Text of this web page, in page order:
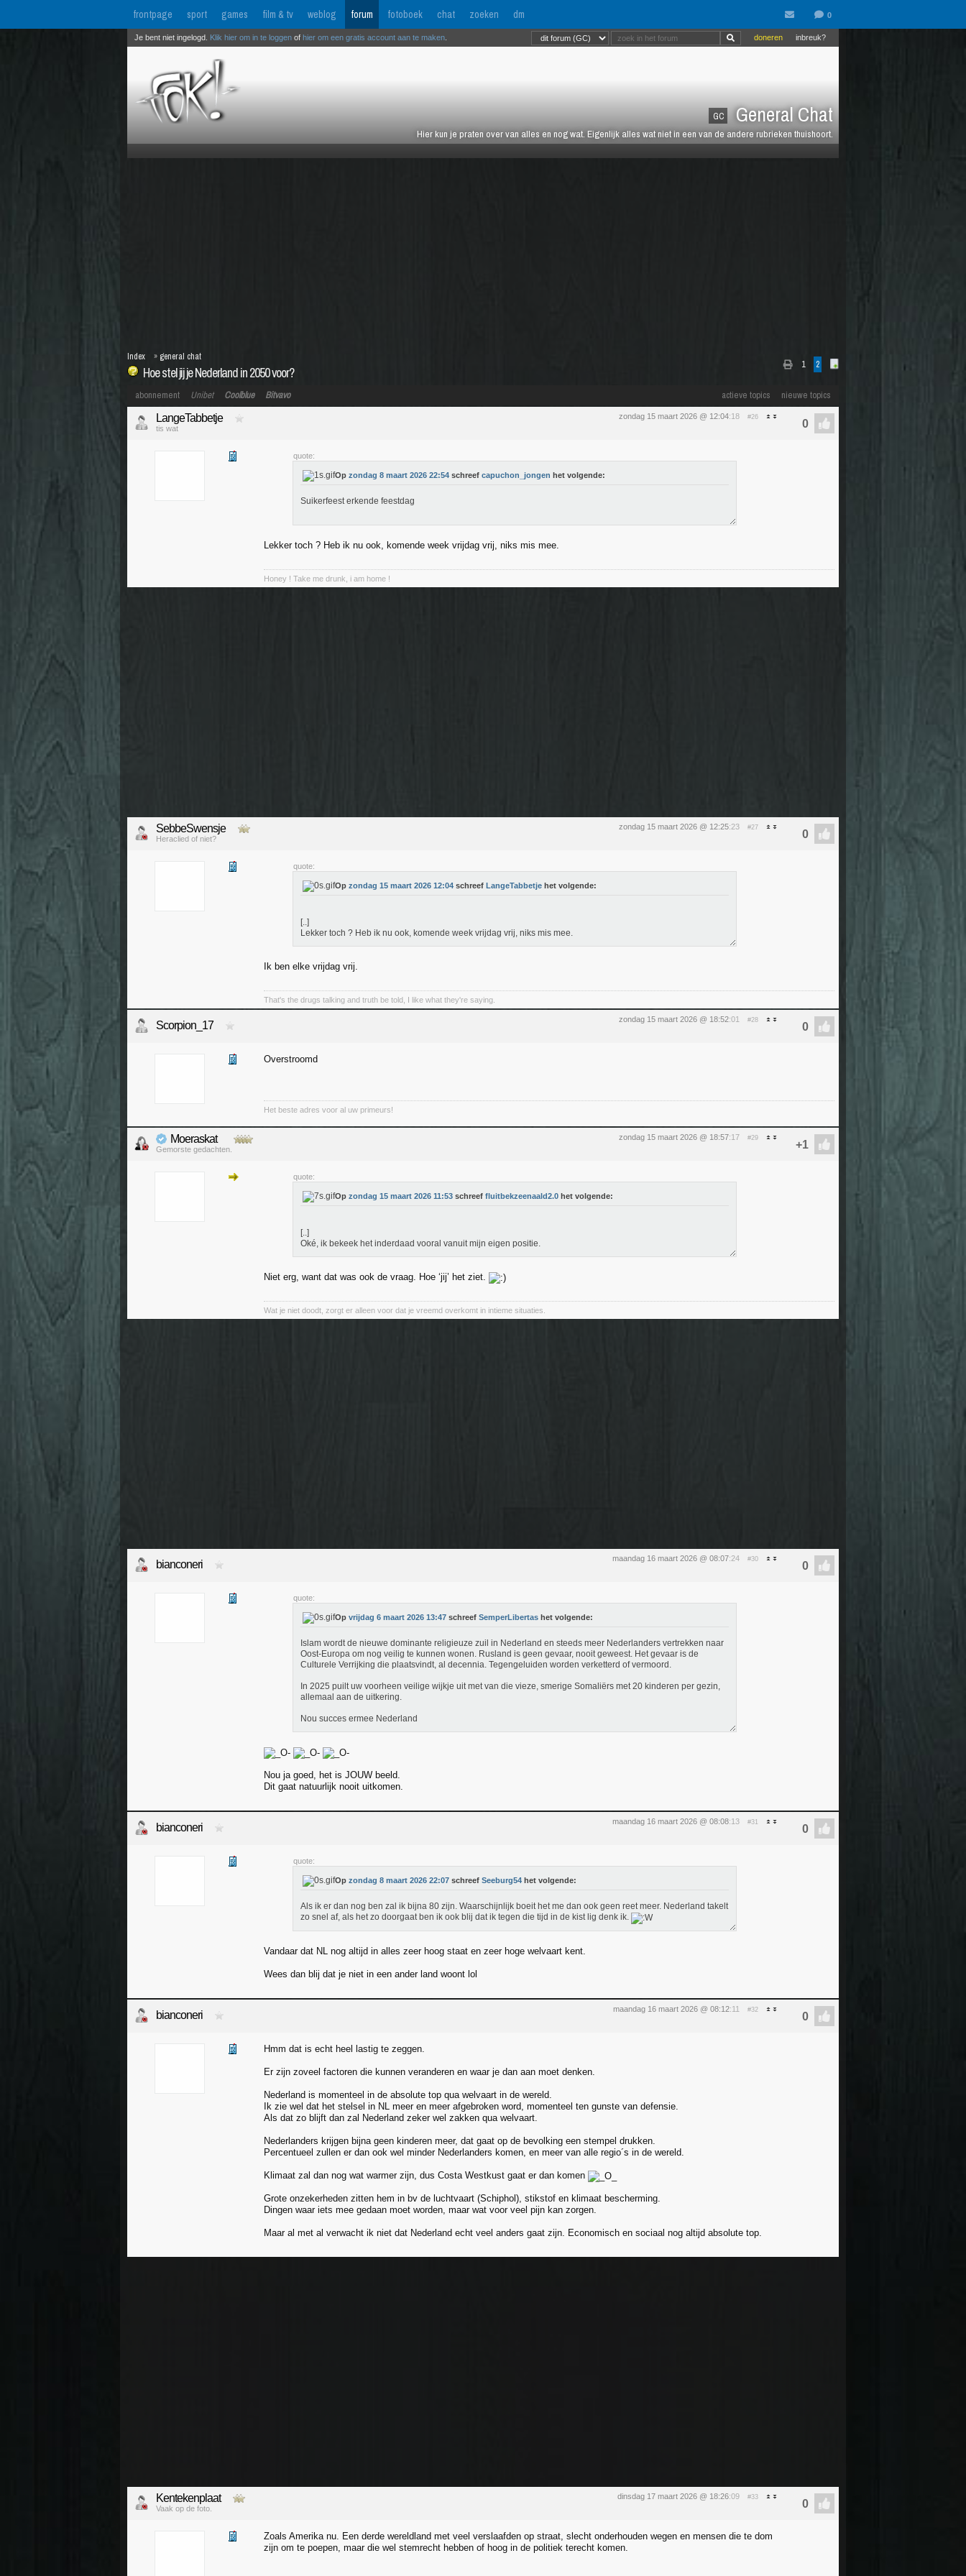
frontpage sport games film & tv weblog forum fotoboek chat zoeken dm
GC General Chat
Hier kun je praten over van alles en nog wat. Eigenlijk alles wat niet in een van de andere rubrieken thuishoort.
inbreuk?
doneren
Je bent niet ingelogd. Klik hier om in te loggen of hier om een gratis account aan te maken
1 2
Hoe stel jij je Nederland in 2050 voor?
Index » general chat
actieve topics nieuwe topics
abonnement Unibet Coolblue Bitvavo
zondag 15 maart 2026 @ 12:04:18 #26
LangeTabbetje
tis wat
quote:
Op zondag 8 maart 2026 22:54 schreef capuchon_jongen het volgende:
Suikerfeest erkende feestdag
Lekker toch ? Heb ik nu ook, komende week vrijdag vrij, niks mis mee.
Honey ! Take me drunk, i am home !
zondag 15 maart 2026 @ 12:25:23 #27
SebbeSwensje
Heraclied of niet?
quote:
Op zondag 15 maart 2026 12:04 schreef LangeTabbetje het volgende:
[..]
Lekker toch ? Heb ik nu ook, komende week vrijdag vrij, niks mis mee.
Ik ben elke vrijdag vrij.
That's the drugs talking and truth be told, I like what they're saying.
zondag 15 maart 2026 @ 18:52:01 #28
Scorpion_17
Overstroomd
Het beste adres voor al uw primeurs!
zondag 15 maart 2026 @ 18:57:17 #29
Moeraskat
Gemorste gedachten.
quote:
Op zondag 15 maart 2026 11:53 schreef fluitbekzeenaald2.0 het volgende:
[..]
Oké, ik bekeek het inderdaad vooral vanuit mijn eigen positie.
Niet erg, want dat was ook de vraag. Hoe ‘jij’ het ziet.
Wat je niet doodt, zorgt er alleen voor dat je vreemd overkomt in intieme situaties.
maandag 16 maart 2026 @ 08:07:24 #30
bianconeri
quote:
Op vrijdag 6 maart 2026 13:47 schreef SemperLibertas het volgende:
Islam wordt de nieuwe dominante religieuze zuil in Nederland en steeds meer Nederlanders vertrekken naar
Oost-Europa om nog veilig te kunnen wonen. Rusland is geen gevaar, nooit geweest. Het gevaar is de
Culturele Verrijking die plaatsvindt, al decennia. Tegengeluiden worden verketterd of vermoord.
In 2025 puilt uw voorheen veilige wijkje uit met van die vieze, smerige Somaliërs met 20 kinderen per gezin,
allemaal aan de uitkering.
Nou succes ermee Nederland
Nou ja goed, het is JOUW beeld.
Dit gaat natuurlijk nooit uitkomen.
maandag 16 maart 2026 @ 08:08:13 #31
bianconeri
quote:
Op zondag 8 maart 2026 22:07 schreef Seeburg54 het volgende:
Als ik er dan nog ben zal ik bijna 80 zijn. Waarschijnlijk boeit het me dan ook geen reet meer. Nederland takelt
zo snel af, als het zo doorgaat ben ik ook blij dat ik tegen die tijd in de kist lig denk ik.
Vandaar dat NL nog altijd in alles zeer hoog staat en zeer hoge welvaart kent.
Wees dan blij dat je niet in een ander land woont lol
maandag 16 maart 2026 @ 08:12:11 #32
bianconeri
Hmm dat is echt heel lastig te zeggen.
Er zijn zoveel factoren die kunnen veranderen en waar je dan aan moet denken.
Nederland is momenteel in de absolute top qua welvaart in de wereld.
Ik zie wel dat het stelsel in NL meer en meer afgebroken word, momenteel ten gunste van defensie.
Als dat zo blijft dan zal Nederland zeker wel zakken qua welvaart.
Nederlanders krijgen bijna geen kinderen meer, dat gaat op de bevolking een stempel drukken.
Percentueel zullen er dan ook wel minder Nederlanders komen, en meer van alle regio´s in de wereld.
Klimaat zal dan nog wat warmer zijn, dus Costa Westkust gaat er dan komen
Grote onzekerheden zitten hem in bv de luchtvaart (Schiphol), stikstof en klimaat bescherming.
Dingen waar iets mee gedaan moet worden, maar wat voor veel pijn kan zorgen.
Maar al met al verwacht ik niet dat Nederland echt veel anders gaat zijn. Economisch en sociaal nog altijd absolute top.
dinsdag 17 maart 2026 @ 18:26:09 #33
Kentekenplaat
Vaak op de foto.
Zoals Amerika nu. Een derde wereldland met veel verslaafden op straat, slecht onderhouden wegen en mensen die te dom
zijn om te poepen, maar die wel stemrecht hebben of hoog in de politiek terecht komen.